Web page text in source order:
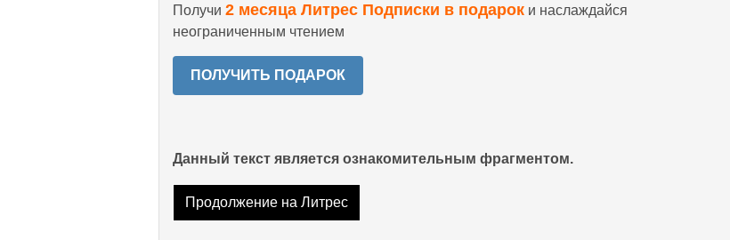
Получи 2 месяца Литрес Подписки в подарок и наслаждайся
неограниченным чтением
ПОЛУЧИТЬ ПОДАРОК
Данный текст является ознакомительным фрагментом.
Продолжение на Литрес